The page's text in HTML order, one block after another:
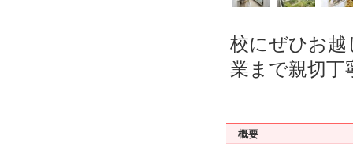
校にぜひお越
業まで親切丁
概要